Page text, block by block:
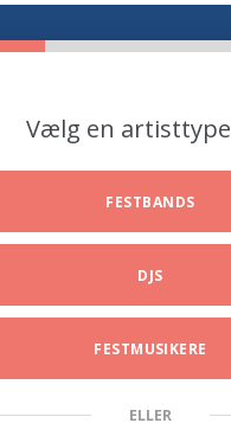
Vælg en
FESTBANDS
DJS
FESTMUSIKERE
ELLER